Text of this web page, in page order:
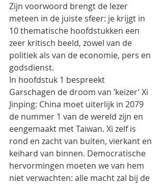
Zijn voorwoord brengt de lezer
meteen in de juiste sfeer: je krijgt in
10 thematische hoofdstukken een
zeer kritisch beeld, zowel van de
politiek als van de economie, pers en
godsdienst.
In hoofdstuk 1 bespreekt
Garschagen de droom van ‘keizer’ Xi
Jinping: China moet uiterlijk in 2079
de nummer 1 van de wereld zijn en
eengemaakt met Taiwan. Xi zelf is
rond en zacht van buiten, vierkant en
keihard van binnen. Democratische
hervormingen moeten we van hem
niet verwachten: alle macht zal bij de